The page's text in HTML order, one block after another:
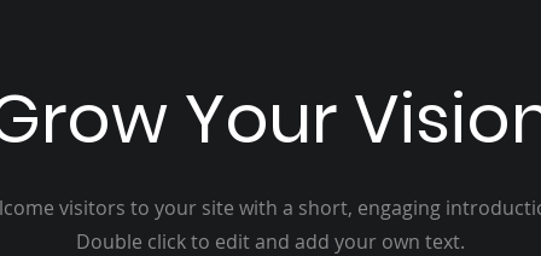
Your
visitors to your site with a short, engaging
Double click to edit and add your own text.